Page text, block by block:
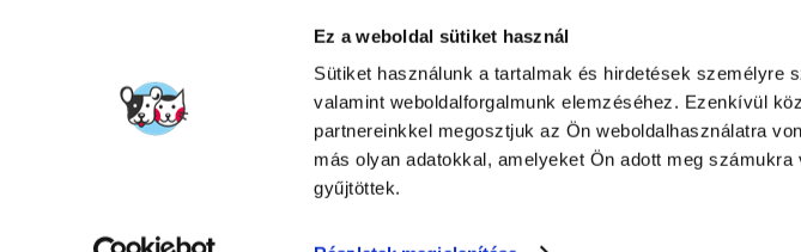
Ez a weboldal sütiket használ
Sütiket használunk a tartalmak és hirdetések személyre
valamint weboldalforgalmunk elemzéséhez. Ezenkívül
partnereinkkel megosztjuk az Ön weboldalhasználatra
más olyan adatokkal, amelyeket Ön adott meg
gyűjtöttek.